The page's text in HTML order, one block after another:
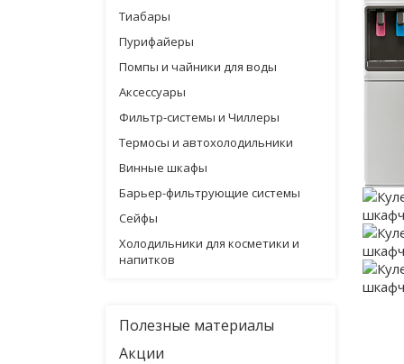
Тиабары
Пурифайеры
Помпы и чайники для воды
Аксессуары
Фильтр-системы и Чиллеры
Термосы и автохолодильники
Винные шкафы
Барьер-фильтрующие системы
Сейфы
Холодильники для косметики и
напитков
Полезные материалы
Акции